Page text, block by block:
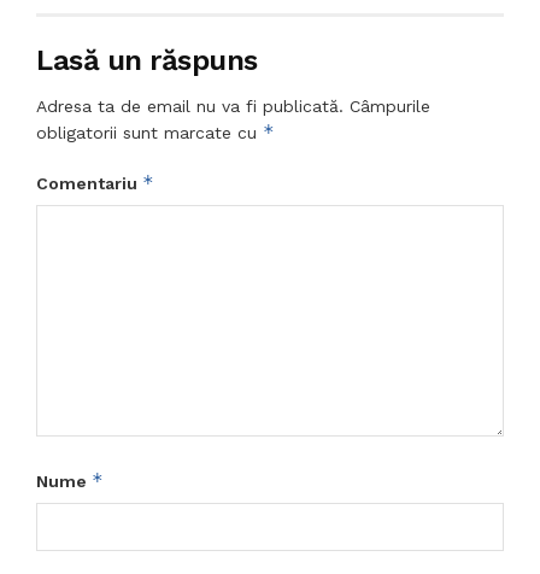
Lasă un răspuns
Adresa ta de email nu va fi publicată. Câmpurile
obligatorii sunt marcate cu *
Comentariu *
Nume *